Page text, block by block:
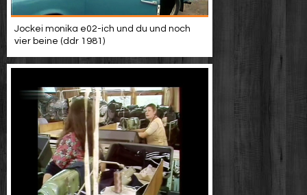
Jockei monika e02-ich und du und noch
vier beine (ddr 1981)